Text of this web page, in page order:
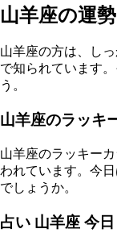
山羊座の運勢
山羊座の方は、し
で知られています
う。
山羊座のラッキ
山羊座のラッキー
われています。今
でしょうか。
占い 山羊座 今日